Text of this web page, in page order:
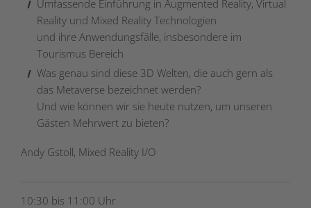
Umfassende Einführung in Augmented Reality, Virtual
Reality und Mixed Reality Technologien
und ihre Anwendungsfälle, insbesondere im
Tourismus Bereich
Was genau sind diese 3D Welten, die auch gern als
das Metaverse bezeichnet werden?
Und wie können wir sie heute nutzen, um unseren
Gästen Mehrwert zu bieten?
Andy Gstoll, Mixed Reality I/O
10:30 bis 11:00 Uhr